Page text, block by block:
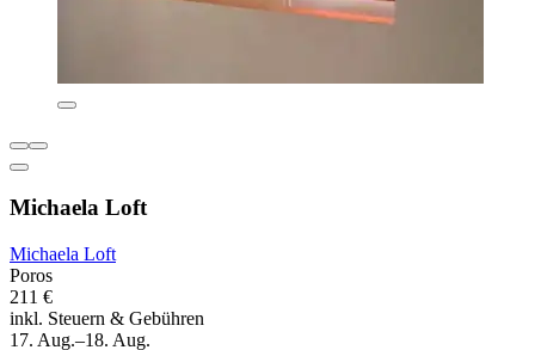
Michaela Loft
Michaela Loft
Poros
211 €
inkl. Steuern & Gebühren
17. Aug.–18. Aug.